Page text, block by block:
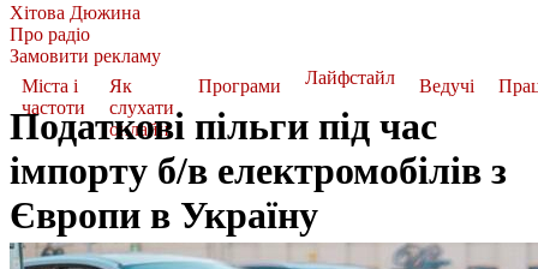
Хітова Дюжина
Про радіо
Замовити рекламу
Міста і
частоти
Як
слухати
онлайн
Програми Лайфстайл Ведучі
Податкові пільги під час
імпорту б/в електромобілів з
Європи в Україну